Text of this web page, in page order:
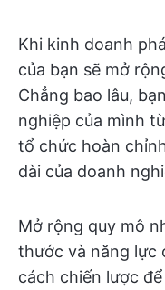
Khi kinh doanh
của bạn sẽ mở
Chẳng bao lâu,
nghiệp của mình
tổ chức hoàn
dài của doanh
Mở rộng quy mô
thước và năng lực
cách chiến lược